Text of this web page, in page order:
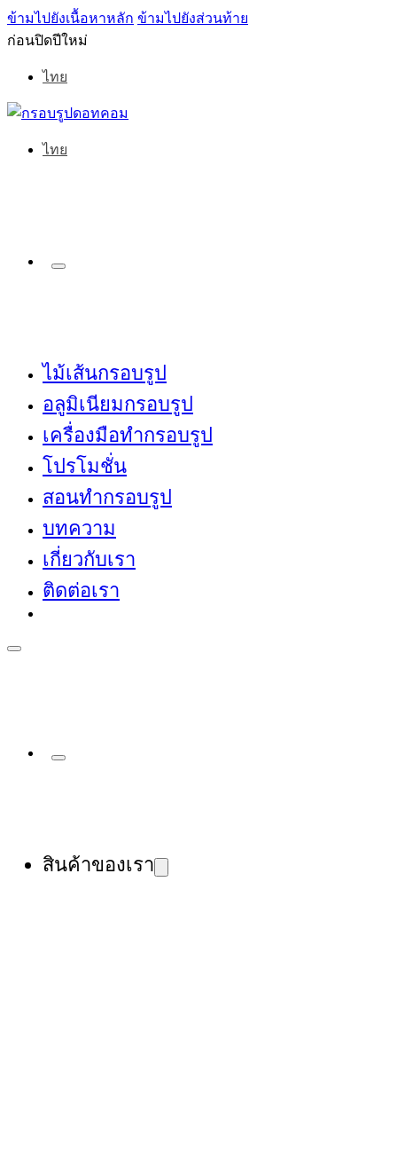
ข้ามไปยังเนื้อหาหลัก ข้ามไปยังส่วนท้าย
ก่อนปิดปีใหม่
ไทย
ไทย
ไม้เส้นกรอบรูป
อลูมิเนียมกรอบรูป
เครื่องมือทำกรอบรูป
โปรโมชั่น
สอนทำกรอบรูป
บทความ
เกี่ยวกับเรา
ติดต่อเรา
สินค้าของเรา